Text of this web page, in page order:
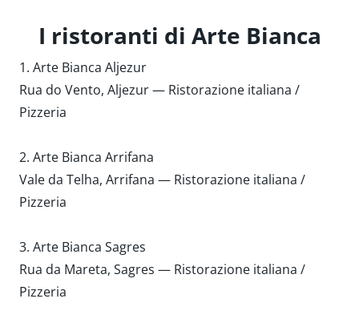
I ristoranti di Arte Bianca
1. Arte Bianca Aljezur
Rua do Vento, Aljezur — Ristorazione italiana /
Pizzeria
2. Arte Bianca Arrifana
Vale da Telha, Arrifana — Ristorazione italiana /
Pizzeria
3. Arte Bianca Sagres
Rua da Mareta, Sagres — Ristorazione italiana /
Pizzeria